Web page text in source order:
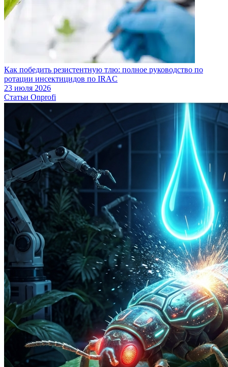
Как победить резистентную тлю: полное руководство по
ротации инсектицидов по IRAC
23 июля 2026
Статьи Onprofi